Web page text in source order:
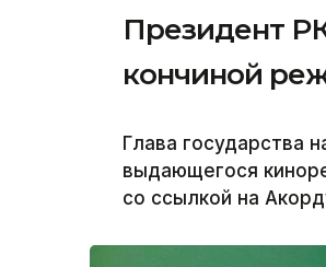
Президент
кончиной
Глава государства
выдающегося
со ссылкой на